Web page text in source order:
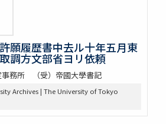
願履歴書中去ル十年五月東
調方文部省ヨリ依頼
事務所 （受）帝國大學書記
Archives | The University of Tokyo